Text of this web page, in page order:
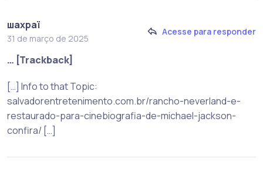
шахраї
31 de março de 2025
Acesse para responder
… [Trackback]
[…] Info to that Topic:
salvadorentretenimento.com.br/rancho-neverland-e-
restaurado-para-cinebiografia-de-michael-jackson-
confira/ […]